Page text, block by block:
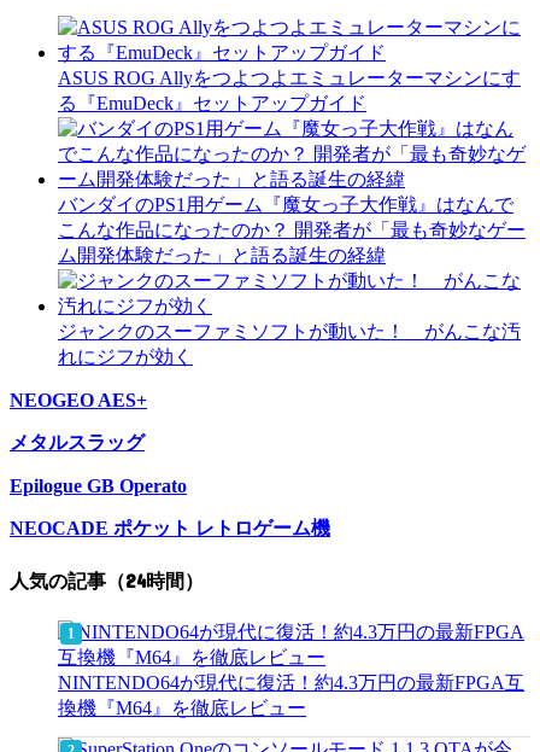
ASUS ROG Allyをつよつよエミュレーターマシンにす
る『EmuDeck』セットアップガイド
バンダイのPS1用ゲーム『魔女っ子大作戦』はなんで
こんな作品になったのか？ 開発者が「最も奇妙なゲー
ム開発体験だった」と語る誕生の経緯
ジャンクのスーファミソフトが動いた！ がんこな汚
れにジフが効く
NEOGEO AES+
メタルスラッグ
Epilogue GB Operato
NEOCADE ポケット レトロゲーム機
人気の記事（24時間）
NINTENDO64が現代に復活！約4.3万円の最新FPGA互
換機『M64』を徹底レビュー